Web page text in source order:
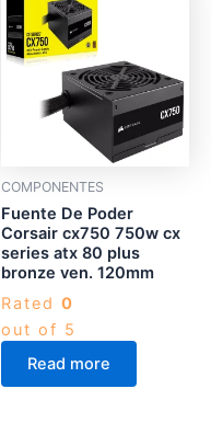
COMPONENTES
Fuente De Poder
Corsair cx750 750w cx
series atx 80 plus
bronze ven. 120mm
Rated 0
out of 5
Read more